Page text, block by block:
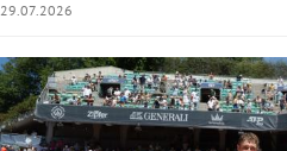
29.07.2026